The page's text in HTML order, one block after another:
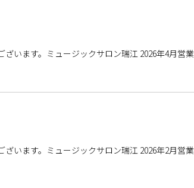
います。ミュージックサロン瑞江 2026年4月営
ャンペ […]
います。ミュージックサロン瑞江 2026年2月営
ャンペ […]